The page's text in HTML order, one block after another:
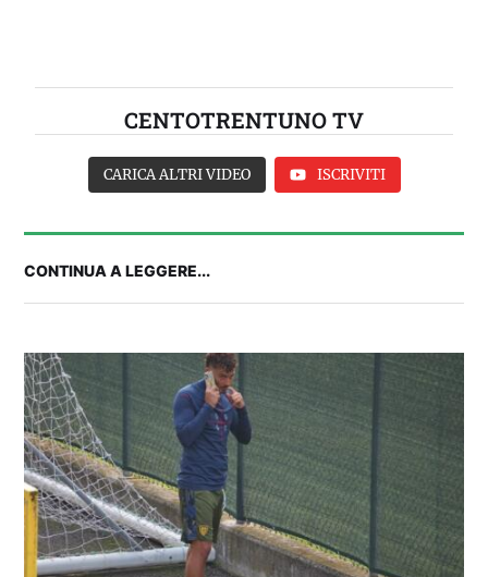
CENTOTRENTUNO TV
Balliana: “Firmare con la Bora è come andare al
Real Madrid. Ora obiettivo Lunigiana”
CARICA ALTRI VIDEO ISCRIVITI
CONTINUA A LEGGERE...